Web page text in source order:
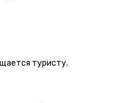
туристу.